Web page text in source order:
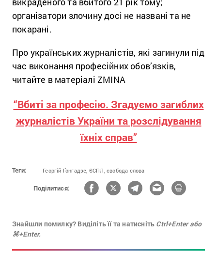
організатори злочину досі не названі та не
покарані.
Про українських журналістів, які загинули під
час виконання професійних обов’язків,
читайте в матеріалі ZMINA
“Вбиті за професію. Згадуємо загиблих
журналістів України та розслідування
їхніх справ”
Теги: Георгій Ґонгадзе, ЄСПЛ, свобода слова
Поділитися:
Знайшли помилку? Виділіть її та натисніть Ctrl+Enter або
⌘+Enter.